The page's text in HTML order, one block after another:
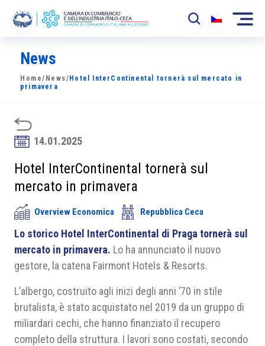
La Camera
News
Sviluppo Mercato
Soci
Partner
Progetti
Area riservata
News
Home/ News/ Hotel InterContinental tornerà sul mercato in
primavera
14.01.2025
Hotel InterContinental tornerà sul
mercato in primavera
Overview Economica Repubblica Ceca
Lo storico Hotel InterContinental di Praga tornerà sul
mercato in primavera. Lo ha annunciato il nuovo
gestore, la catena Fairmont Hotels & Resorts.
L’albergo, costruito agli inizi degli anni ’70 in stile
brutalista, è stato acquistato nel 2019 da un gruppo di
miliardari cechi, che hanno finanziato il recupero
completo della struttura. I lavori sono costati, secondo